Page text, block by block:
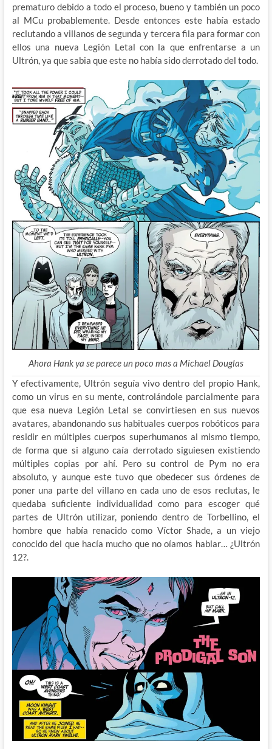
prematuro debido a todo el proceso, bueno y también un poco
al MCu probablemente. Desde entonces este había estado
reclutando a villanos de segunda y tercera fila para formar con
ellos una nueva Legión Letal con la que enfrentarse a un
Ultrón, ya que sabia que este no había sido derrotado del todo.
Ahora Hank ya se parece un poco mas a Michael Douglas
Y efectivamente, Ultrón seguía vivo dentro del propio Hank,
como un virus en su mente, controlándole parcialmente para
que esa nueva Legión Letal se convirtiesen en sus nuevos
avatares, abandonando sus habituales cuerpos robóticos para
residir en múltiples cuerpos superhumanos al mismo tiempo,
de forma que si alguno caía derrotado siguiesen existiendo
múltiples copias por ahí. Pero su control de Pym no era
absoluto, y aunque este tuvo que obedecer sus órdenes de
poner una parte del villano en cada uno de esos reclutas, le
quedaba suficiente individualidad como para escoger qué
partes de Ultrón utilizar, poniendo dentro de Torbellino, el
hombre que había renacido como Víctor Shade, a un viejo
conocido del que hacía mucho que no oíamos hablar… ¿Ultrón
12?.